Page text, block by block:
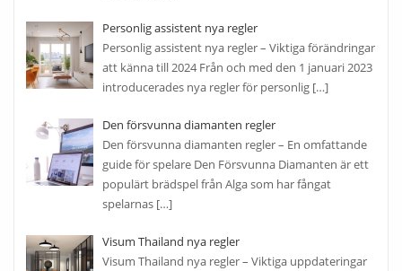
Personlig assistent nya regler
Personlig assistent nya regler – Viktiga förändringar
att känna till 2024 Från och med den 1 januari 2023
introducerades nya regler för personlig […]
Den försvunna diamanten regler
Den försvunna diamanten regler – En omfattande
guide för spelare Den Försvunna Diamanten är ett
populärt brädspel från Alga som har fångat
spelarnas […]
Visum Thailand nya regler
Visum Thailand nya regler – Viktiga uppdateringar